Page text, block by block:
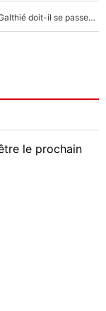
Le XV de France a trouvé son remplaçant : Fabien Galthié doit-il se passer d'Antoine Dupont ?
le prochain